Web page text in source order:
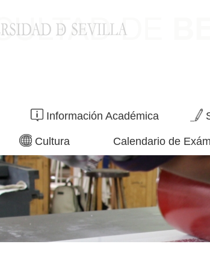
Información Académica
Cultura
Calendario de